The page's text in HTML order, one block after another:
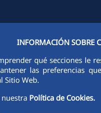
INFORMACIÓN SOBRE
qué secciones
las preferencias
Sitio Web.
Política de Cookies.
ÉTICA E